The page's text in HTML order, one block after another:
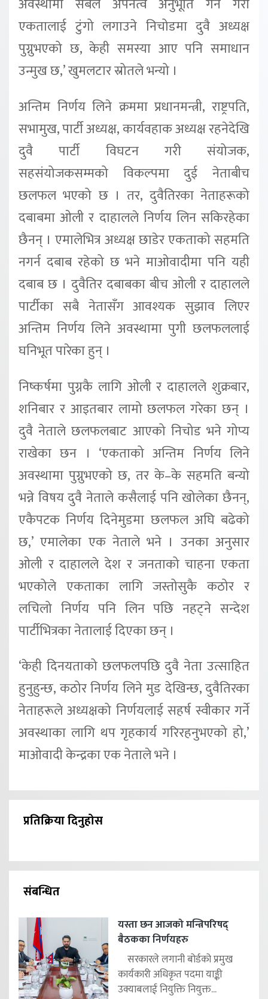
एकतालाई टुंगो लगाउने निचोडमा दुवै अध्यक्ष
पुग्नुभएको छ, केही समस्या आए पनि समाधान
उन्मुख छ,’ खुमलटार स्रोतले भन्यो ।
अन्तिम निर्णय लिने क्रममा प्रधानमन्त्री, राष्ट्रपति,
सभामुख, पार्टी अध्यक्ष, कार्यवहाक अध्यक्ष रहनेदेखि
दुवै पार्टी विघटन गरी संयोजक,
सहसंयोजकसम्मको विकल्पमा दुई नेताबीच
छलफल भएको छ । तर, दुवैतिरका नेताहरूको
दबाबमा ओली र दाहालले निर्णय लिन सकिरहेका
छैनन् । एमालेभित्र अध्यक्ष छाडेर एकताको सहमति
नगर्न दबाब रहेको छ भने माओवादीमा पनि यही
दबाब छ । दुवैतिर दबाबका बीच ओली र दाहालले
पार्टीका सबै नेतासँग आवश्यक सुझाव लिएर
अन्तिम निर्णय लिने अवस्थामा पुगी छलफललाई
घनिभूत पारेका हुन् ।
निष्कर्षमा पुग्नकै लागि ओली र दाहालले शुक्रबार,
शनिबार र आइतबार लामो छलफल गरेका छन् ।
दुवै नेताले छलफलबाट आएको निचोड भने गोप्य
राखेका छन । ‘एकताको अन्तिम निर्णय लिने
अवस्थामा पुग्नुभएको छ, तर के–के सहमति बन्यो
भन्ने विषय दुवै नेताले कसैलाई पनि खोलेका छैनन्,
एकैपटक निर्णय दिनेमुडमा छलफल अघि बढेको
छ,’ एमालेका एक नेताले भने । उनका अनुसार
ओली र दाहालले देश र जनताको चाहना एकता
भएकोले एकताका लागि जस्तोसुकै कठोर र
लचिलो निर्णय पनि लिन पछि नहट्ने सन्देश
पार्टीभित्रका नेतालाई दिएका छन् ।
‘केही दिनयताको छलफलपछि दुवै नेता उत्साहित
हुनुहुन्छ, कठोर निर्णय लिने मुड देखिन्छ, दुवैतिरका
नेताहरूले अध्यक्षको निर्णयलाई सहर्ष स्वीकार गर्ने
अवस्थाका लागि थप गृहकार्य गरिरहनुभएको हो,’
माओवादी केन्द्रका एक नेताले भने ।
प्रतिक्रिया दिनुहोस
संबन्धित
यस्ता छन आजको मन्त्रिपरिषद्
बैठकका निर्णयहरु
सरकारले लगानी बोर्डको प्रमुख
कार्यकारी अधिकृत पदमा याङ्की
उक्याबलाई नियुक्ति नियुक्त...